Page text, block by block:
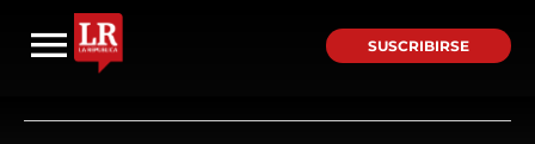
SUSCRIBIRSE